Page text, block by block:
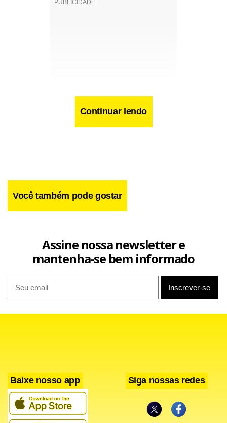
(Foto/Reprodução: Instagram)
E a curtida não foi discreta com emojizinho neutro ou frase
motivacional! A internauta chamou a nossa musa Virginia
Continuar lendo
Você também pode gostar
Assine nossa newsletter e
mantenha-se bem informado
Baixe nosso app Siga nossas redes